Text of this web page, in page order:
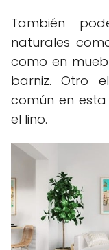
También
naturales
como en
barniz. Otro
común en
el lino.